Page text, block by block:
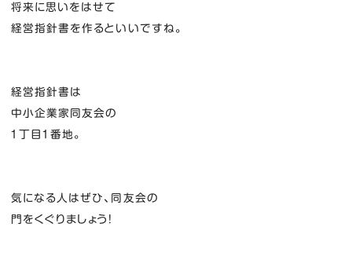
将来に思いをはせて
経営指針書を作るといいですね。
経営指針書は
中小企業家同友会の
１丁目１番地。
気になる人はぜひ、同友会の
門をくぐりましょう！